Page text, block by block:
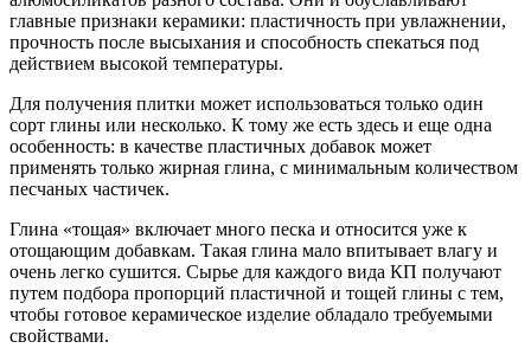
главные признаки керамики: пластичность при увлажнении,
прочность после высыхания и способность спекаться под
действием высокой температуры.
Для получения плитки может использоваться только один
сорт глины или несколько. К тому же есть здесь и еще одна
особенность: в качестве пластичных добавок может
применять только жирная глина, с минимальным количеством
песчаных частичек.
Глина «тощая» включает много песка и относится уже к
отощающим добавкам. Такая глина мало впитывает влагу и
очень легко сушится. Сырье для каждого вида КП получают
путем подбора пропорций пластичной и тощей глины с тем,
чтобы готовое керамическое изделие обладало требуемыми
свойствами.